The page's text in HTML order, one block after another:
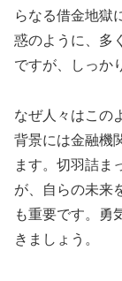
らなる借金地獄
惑のように、多
ですが、しっか
なぜ人々はこの
背景には金融機
ます。切羽詰ま
が、自らの未来
も重要です。勇
きましょう。